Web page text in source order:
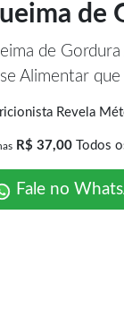
de
de Gordura
Alimentar
Revela
R$ 37,00 Todos
Fale no